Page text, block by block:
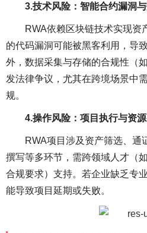
3.技术风险：智能合约漏洞
RWA依赖区块链技术实现资
的代码漏洞可能被黑客利用，导
外，数据采集与存储的合规性（
发法律争议，尤其在跨境场景中
规。
4.操作风险：项目执行与资
RWA项目涉及资产筛选、通
撰写等多环节，需跨领域人才（
合规要求）支持。若企业缺乏专
能导致项目延期或失败。